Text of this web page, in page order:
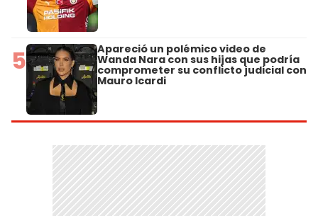
5 Apareció un polémico video de
Wanda Nara con sus hijas que podría
comprometer su conflicto judicial con
Mauro Icardi